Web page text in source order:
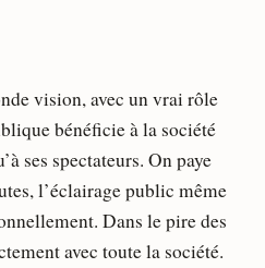
vision, avec un vrai rôle
bénéficie à la société
ses spectateurs. On paye
l’éclairage public même
Dans le pire des
avec toute la société.